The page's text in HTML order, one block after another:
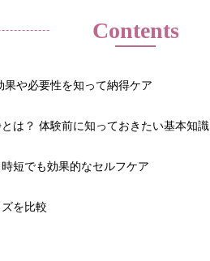
Contents
果や必要性を知って納得ケア
は？ 体験前に知っておきたい基本知識
短でも効果的なセルフケア
を比較